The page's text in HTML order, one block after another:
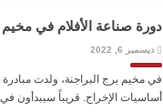
دورة صناعة الأفلام في مخيم
ديسمبر 6, 2022
في مخيم برج البراجنة، ولدت
أساسيات الإخراج. قريباً سيبدأون